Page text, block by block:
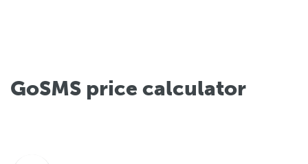
GoSMS price calculator